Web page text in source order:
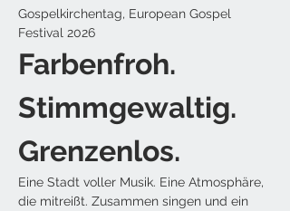
Gospelkirchentag, European Gospel
Festival 2026
Farbenfroh.
Stimmgewaltig.
Grenzenlos.
Eine Stadt voller Musik. Eine Atmosphäre,
die mitreißt. Zusammen singen und ein